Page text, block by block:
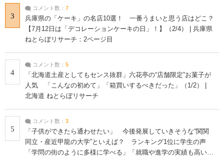
3
コメント数： 7
兵庫県の「ケーキ」の名店10選！ 一番うまいと思う店はどこ？
【7月12日は「デコレーションケーキの日」！】（2/4） | 兵庫県
ねとらぼリサーチ：2ページ目
4
コメント数： 5
「北海道土産としてもセンス抜群」六花亭の“店舗限定”お菓子が
人気 「こんなの初めて」「箱買いするべきだった」（1/2） |
北海道 ねとらぼリサーチ
5
コメント数： 3
「子供ができたら通わせたい」 今後発展していきそうな“関関
同立・産近甲龍の大学”といえば？ ランキング1位に学生の声
「学問の街のように多様に学べる」「就職や進学の実績も高い」